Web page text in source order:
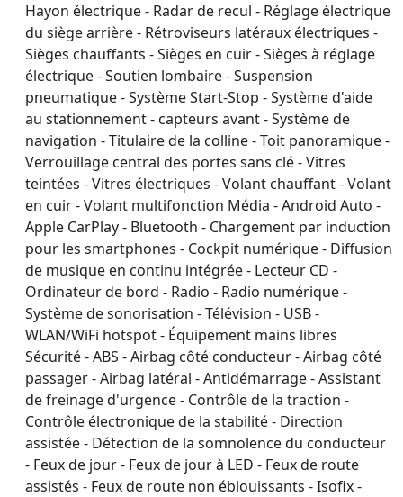
Hayon électrique - Radar de recul - Réglage électrique
du siège arrière - Rétroviseurs latéraux électriques -
Sièges chauffants - Sièges en cuir - Sièges à réglage
électrique - Soutien lombaire - Suspension
pneumatique - Système Start-Stop - Système d'aide
au stationnement - capteurs avant - Système de
navigation - Titulaire de la colline - Toit panoramique -
Verrouillage central des portes sans clé - Vitres
teintées - Vitres électriques - Volant chauffant - Volant
en cuir - Volant multifonction Média - Android Auto -
Apple CarPlay - Bluetooth - Chargement par induction
pour les smartphones - Cockpit numérique - Diffusion
de musique en continu intégrée - Lecteur CD -
Ordinateur de bord - Radio - Radio numérique -
Système de sonorisation - Télévision - USB -
WLAN/WiFi hotspot - Équipement mains libres
Sécurité - ABS - Airbag côté conducteur - Airbag côté
passager - Airbag latéral - Antidémarrage - Assistant
de freinage d'urgence - Contrôle de la traction -
Contrôle électronique de la stabilité - Direction
assistée - Détection de la somnolence du conducteur
- Feux de jour - Feux de jour à LED - Feux de route
assistés - Feux de route non éblouissants - Isofix -